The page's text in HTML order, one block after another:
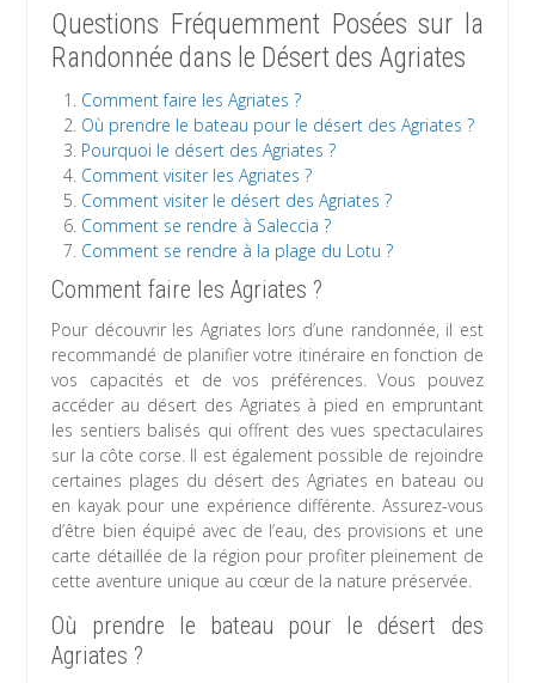
Questions Fréquemment Posées sur la
Randonnée dans le Désert des Agriates
Comment faire les Agriates ?
Où prendre le bateau pour le désert des Agriates ?
Pourquoi le désert des Agriates ?
Comment visiter les Agriates ?
Comment visiter le désert des Agriates ?
Comment se rendre à Saleccia ?
Comment se rendre à la plage du Lotu ?
Comment faire les Agriates ?
Pour découvrir les Agriates lors d’une randonnée, il est
recommandé de planifier votre itinéraire en fonction de
vos capacités et de vos préférences. Vous pouvez
accéder au désert des Agriates à pied en empruntant
les sentiers balisés qui offrent des vues spectaculaires
sur la côte corse. Il est également possible de rejoindre
certaines plages du désert des Agriates en bateau ou
en kayak pour une expérience différente. Assurez-vous
d’être bien équipé avec de l’eau, des provisions et une
carte détaillée de la région pour profiter pleinement de
cette aventure unique au cœur de la nature préservée.
Où prendre le bateau pour le désert des
Agriates ?